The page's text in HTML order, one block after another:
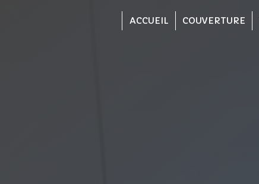
ACCUEIL COUVERTURE